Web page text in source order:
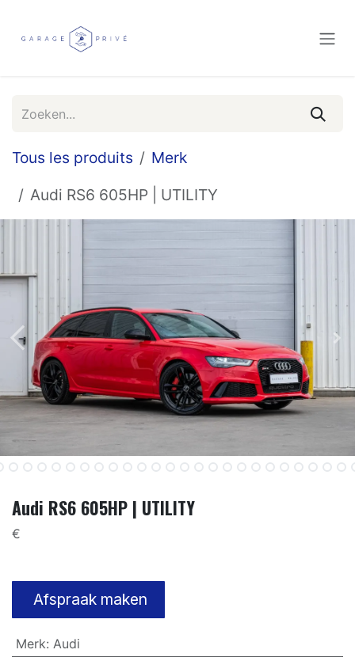
Tous les produits
Merk
Audi RS6 605HP | UTILITY
Audi RS6 605HP | UTILITY
€
Afspraak maken
Merk: Audi